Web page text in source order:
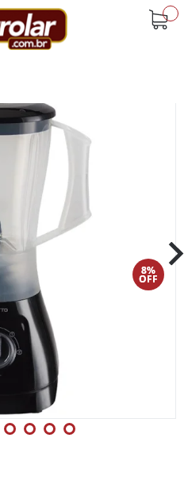
Liquidificador E Blenders
220V
8%
OFF